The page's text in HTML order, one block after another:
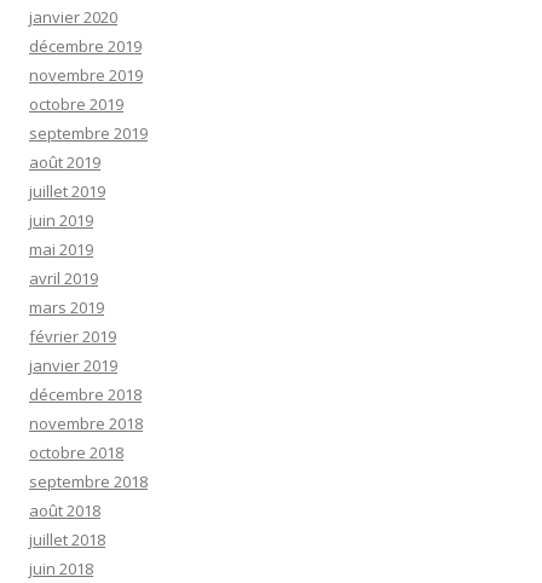
janvier 2020
décembre 2019
novembre 2019
octobre 2019
septembre 2019
août 2019
juillet 2019
juin 2019
mai 2019
avril 2019
mars 2019
février 2019
janvier 2019
décembre 2018
novembre 2018
octobre 2018
septembre 2018
août 2018
juillet 2018
juin 2018